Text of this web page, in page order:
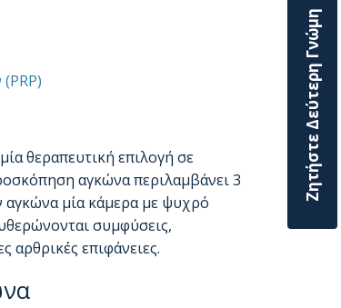
θεραπευτική επιλογή σε
αγκώνα περιλαμβάνει 3
αγκώνα μία κάμερα με ψυχρό
συμφύσεις,
αρθρικές επιφάνειες.
Ζητήστε Δεύτερη Γνώμη